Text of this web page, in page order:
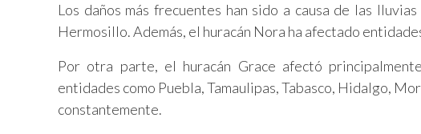
Los daños más frecuentes han sido a causa de las
Hermosillo. Además, el huracán Nora ha afectado
Por otra parte, el huracán Grace afectó
entidades como Puebla, Tamaulipas, Tabasco, Hidalgo,
constantemente.